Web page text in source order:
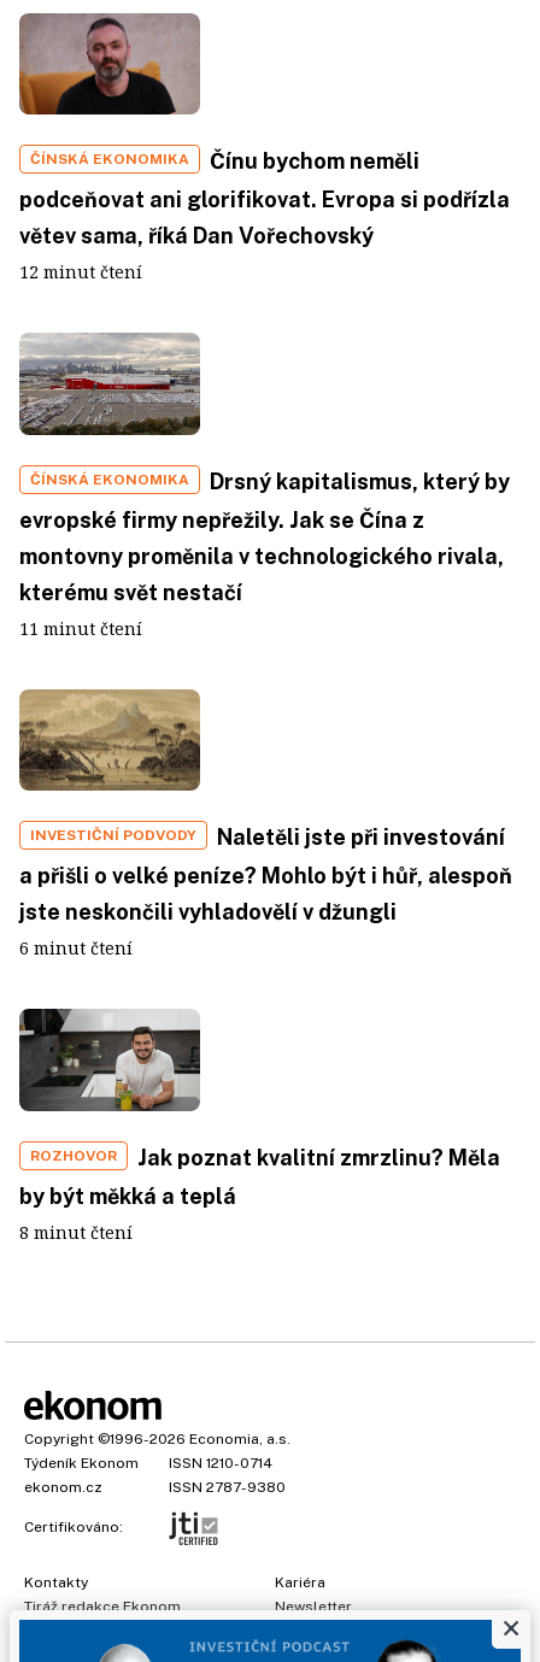
ČÍNSKÁ EKONOMIKA
Čínu bychom neměli
podceňovat ani glorifikovat. Evropa si podřízla
větev sama, říká Dan Vořechovský
12 minut čtení
ČÍNSKÁ EKONOMIKA
Drsný kapitalismus, který by
evropské firmy nepřežily. Jak se Čína z
montovny proměnila v technologického rivala,
kterému svět nestačí
11 minut čtení
INVESTIČNÍ PODVODY
Naletěli jste při investování
a přišli o velké peníze? Mohlo být i hůř, alespoň
jste neskončili vyhladovělí v džungli
6 minut čtení
ROZHOVOR
Jak poznat kvalitní zmrzlinu? Měla
by být měkká a teplá
8 minut čtení
Copyright ©1996-2026 Economia, a.s.
Týdeník Ekonom
ISSN 1210-0714
ekonom.cz
ISSN 2787-9380
Certifikováno:
Kontakty
Tiráž redakce Ekonom
Kariéra
Newsletter
×